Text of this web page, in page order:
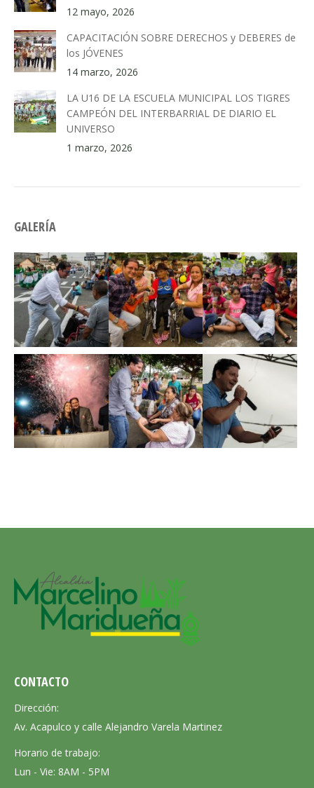
12 mayo, 2026
CAPACITACIÓN SOBRE DERECHOS y DEBERES de
los JÓVENES
14 marzo, 2026
LA U16 DE LA ESCUELA MUNICIPAL LOS TIGRES
CAMPEÓN DEL INTERBARRIAL DE DIARIO EL
UNIVERSO
1 marzo, 2026
GALERÍA
CONTACTO
Dirección:
Av. Acapulco y calle Alejandro Varela Martinez
Horario de trabajo:
Lun - Vie: 8AM - 5PM